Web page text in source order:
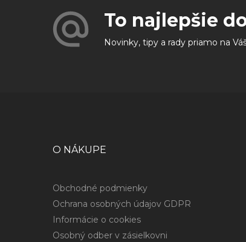
To najlepšie
Novinky, tipy a rady priamo na
O NÁKUPE
Obchodné podmienky
Ochrana osobných údajov GDPR
Informácie o cookies
Osobný odber v zásielkovni